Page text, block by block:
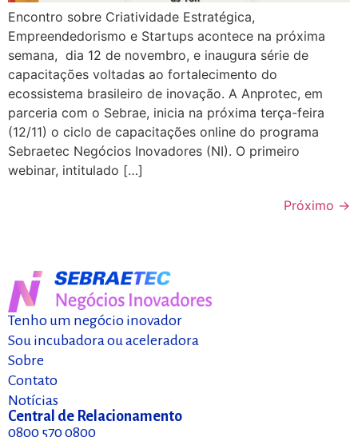
Encontro sobre Criatividade Estratégica,
Empreendedorismo e Startups acontece na próxima
semana, dia 12 de novembro, e inaugura série de
capacitações voltadas ao fortalecimento do
ecossistema brasileiro de inovação. A Anprotec, em
parceria com o Sebrae, inicia na próxima terça-feira
(12/11) o ciclo de capacitações online do programa
Sebraetec Negócios Inovadores (NI). O primeiro
webinar, intitulado […]
Próximo →
Tenho um negócio inovador
Sou incubadora ou aceleradora
Sobre
Contato
Notícias
Central de Relacionamento
0800 570 0800